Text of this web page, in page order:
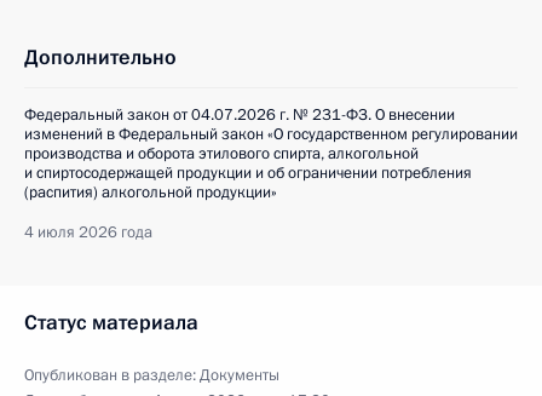
Дополнительно
Федеральный закон от 04.07.2026 г. № 231-ФЗ. О внесении
изменений в Федеральный закон «О государственном регулировании
производства и оборота этилового спирта, алкогольной
и спиртосодержащей продукции и об ограничении потребления
(распития) алкогольной продукции»
4 июля 2026 года
Статус материала
Опубликован в разделе:Документы